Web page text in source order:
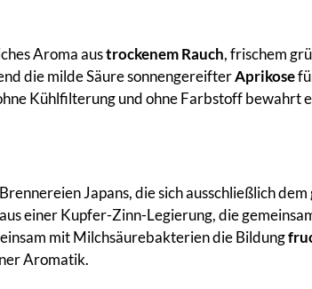
Aroma austrockenem Rauch, frischem
die milde Säure sonnengereifterAprikose
Kühlfilterung und ohne Farbstoff bewahrt
Japans, die sich ausschließlich
einer Kupfer-Zinn-Legierung, die
mit Milchsäurebakterien die Bildung
Aromatik.